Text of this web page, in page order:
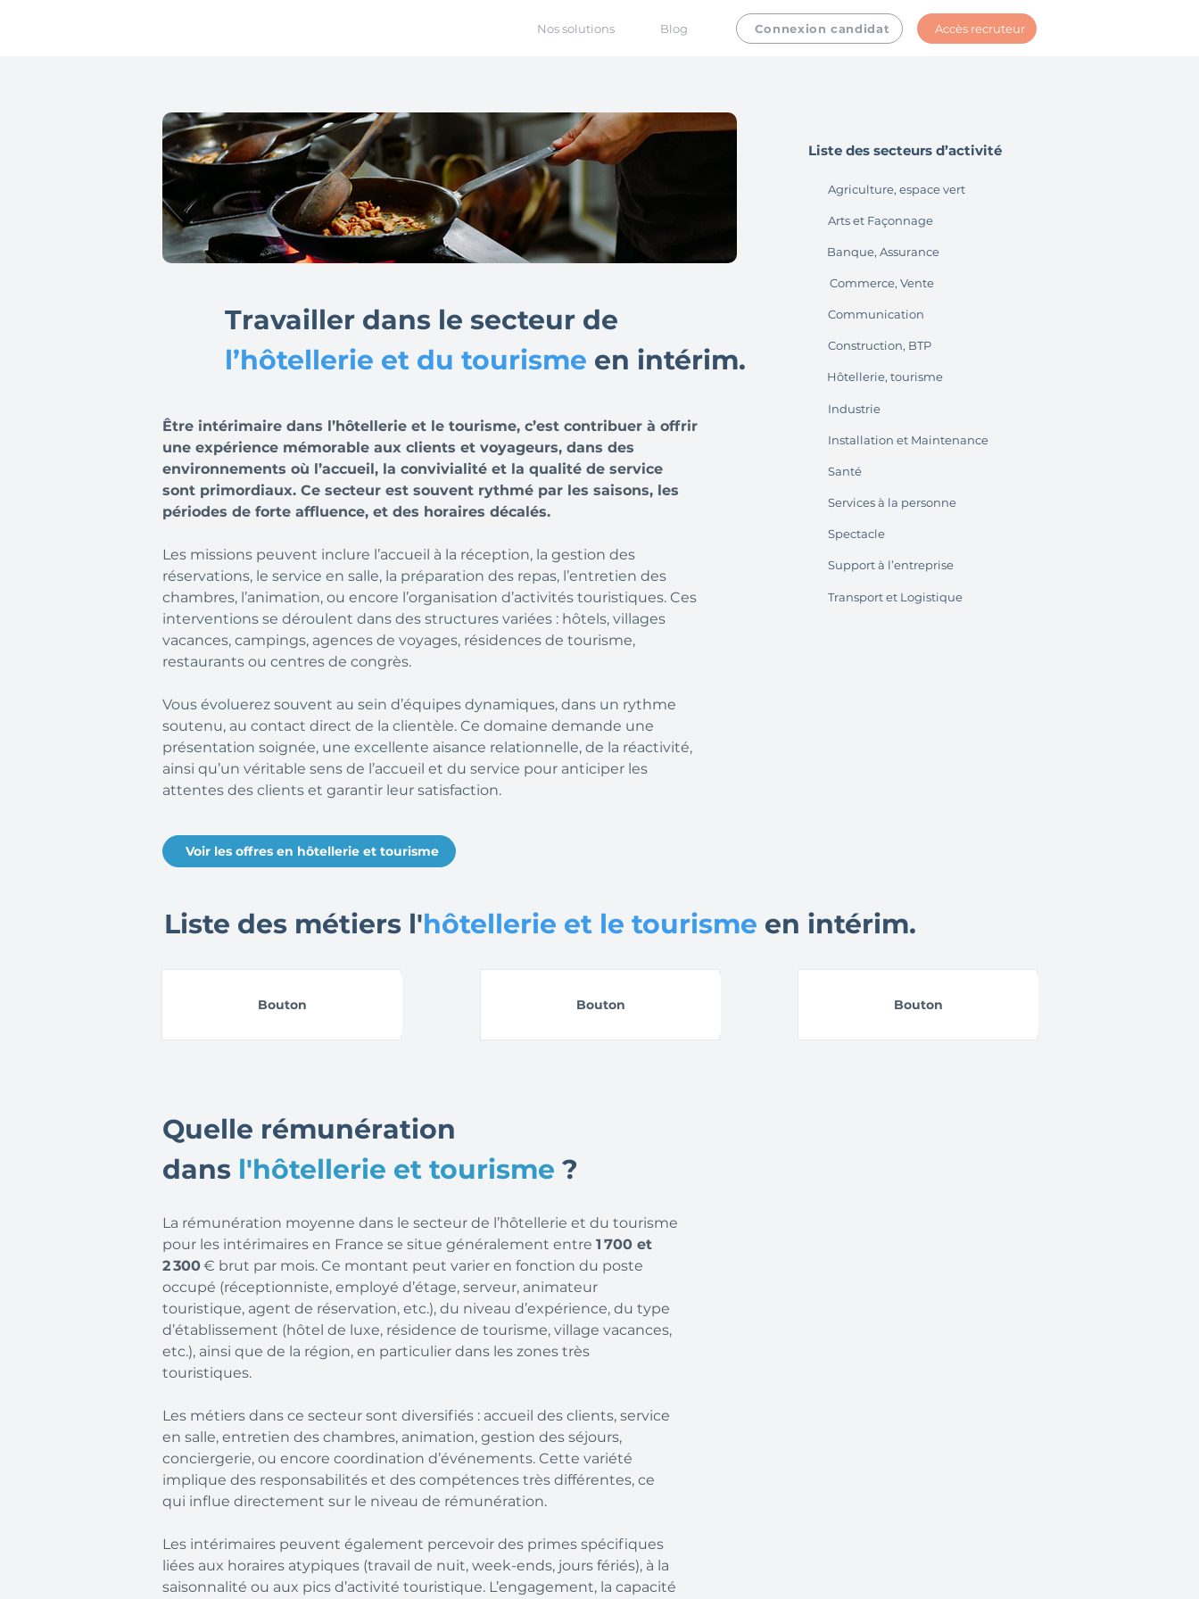
Nos solutions Blog Connexion candidat Accès recruteur
Travailler dans le secteur de
l’hôtellerie et du tourisme en intérim.
Être intérimaire dans l’hôtellerie et le tourisme, c’est contribuer à offrir
une expérience mémorable aux clients et voyageurs, dans des
environnements où l’accueil, la convivialité et la qualité de service
sont primordiaux. Ce secteur est souvent rythmé par les saisons, les
périodes de forte affluence, et des horaires décalés.
Les missions peuvent inclure l’accueil à la réception, la gestion des
réservations, le service en salle, la préparation des repas, l’entretien des
chambres, l’animation, ou encore l’organisation d’activités touristiques. Ces
interventions se déroulent dans des structures variées : hôtels, villages
vacances, campings, agences de voyages, résidences de tourisme,
restaurants ou centres de congrès.
Vous évoluerez souvent au sein d’équipes dynamiques, dans un rythme
soutenu, au contact direct de la clientèle. Ce domaine demande une
présentation soignée, une excellente aisance relationnelle, de la réactivité,
ainsi qu’un véritable sens de l’accueil et du service pour anticiper les
attentes des clients et garantir leur satisfaction.
Liste des secteurs d’activité
Agriculture, espace vert
Arts et Façonnage
Banque, Assurance
Commerce, Vente
Communication
Construction, BTP
Hôtellerie, tourisme
Industrie
Installation et Maintenance
Santé
Services à la personne
Spectacle
Support à l’entreprise
Transport et Logistique
Voir les offres en hôtellerie et tourisme
Liste des métiers l'hôtellerie et le tourisme en intérim.
Bouton Bouton Bouton
Quelle rémunération
dans l'hôtellerie et tourisme ?
La rémunération moyenne dans le secteur de l’hôtellerie et du tourisme
pour les intérimaires en France se situe généralement entre 1 700 et
2 300€ brut par mois. Ce montant peut varier en fonction du poste
occupé (réceptionniste, employé d’étage, serveur, animateur
touristique, agent de réservation, etc.), du niveau d’expérience, du type
d’établissement (hôtel de luxe, résidence de tourisme, village vacances,
etc.), ainsi que de la région, en particulier dans les zones très
touristiques.
Les métiers dans ce secteur sont diversifiés : accueil des clients, service
en salle, entretien des chambres, animation, gestion des séjours,
conciergerie, ou encore coordination d’événements. Cette variété
implique des responsabilités et des compétences très différentes, ce
qui influe directement sur le niveau de rémunération.
Les intérimaires peuvent également percevoir des primes spécifiques
liées aux horaires atypiques (travail de nuit, week-ends, jours fériés), à la
saisonnalité ou aux pics d’activité touristique. L’engagement, la capacité